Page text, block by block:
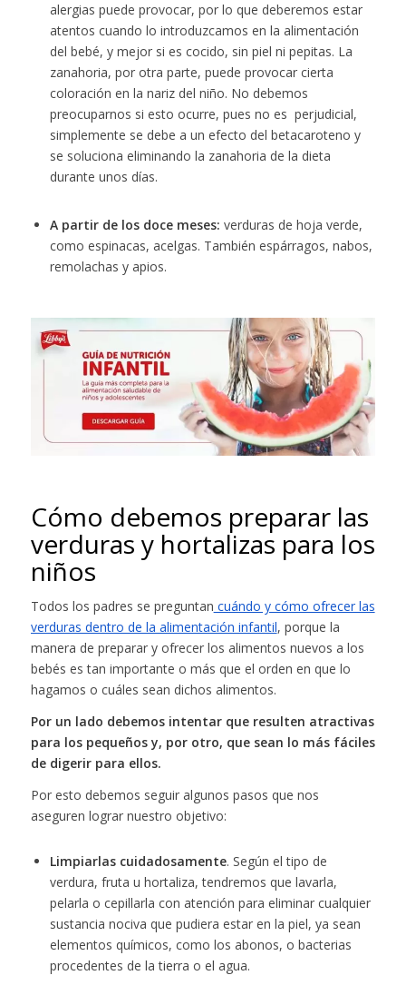
alergias puede provocar, por lo que deberemos estar
atentos cuando lo introduzcamos en la alimentación
del bebé, y mejor si es cocido, sin piel ni pepitas. La
zanahoria, por otra parte, puede provocar cierta
coloración en la nariz del niño. No debemos
preocuparnos si esto ocurre, pues no es perjudicial,
simplemente se debe a un efecto del betacaroteno y
se soluciona eliminando la zanahoria de la dieta
durante unos días.
A partir de los doce meses: verduras de hoja verde,
como espinacas, acelgas. También espárragos, nabos,
remolachas y apios.
Cómo debemos preparar las
verduras y hortalizas para los
niños
Todos los padres se preguntan cuándo y cómo ofrecer las
verduras dentro de la alimentación infantil, porque la
manera de preparar y ofrecer los alimentos nuevos a los
bebés es tan importante o más que el orden en que lo
hagamos o cuáles sean dichos alimentos.
Por un lado debemos intentar que resulten atractivas
para los pequeños y, por otro, que sean lo más fáciles
de digerir para ellos.
Por esto debemos seguir algunos pasos que nos
aseguren lograr nuestro objetivo:
Limpiarlas cuidadosamente. Según el tipo de
verdura, fruta u hortaliza, tendremos que lavarla,
pelarla o cepillarla con atención para eliminar cualquier
sustancia nociva que pudiera estar en la piel, ya sean
elementos químicos, como los abonos, o bacterias
procedentes de la tierra o el agua.